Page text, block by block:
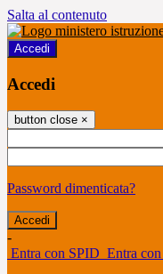
Salta al contenuto
Accedi
Accedi
button close ×
Password dimenticata?
-
Entra con SPID Entra